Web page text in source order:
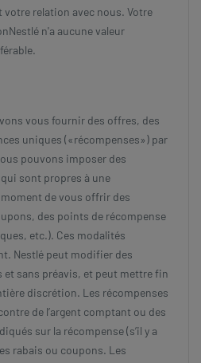
relation avec nous. Votre
n'a aucune valeur
vous fournir des offres, des
uniques («récompenses») par
pouvons imposer des
sont propres à une
de vous offrir des
des points de récompense
etc.). Ces modalités
Nestlé peut modifier des
sans préavis, et peut mettre fin
discrétion. Les récompenses
de l’argent comptant ou des
sur la récompense (s’il y a
rabais ou coupons. Les